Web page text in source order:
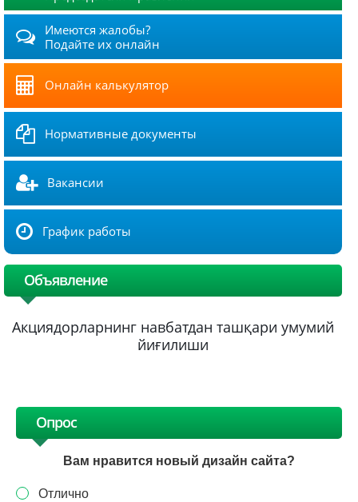
Имеются жалобы?
Подайте их онлайн
Онлайн калькулятор
Нормативные документы
Вакансии
График работы
Объявление
Акциядорларнинг навбатдан ташқари умумий
йиғилиши
Опрос
Вам нравится новый дизайн сайта?
Отлично